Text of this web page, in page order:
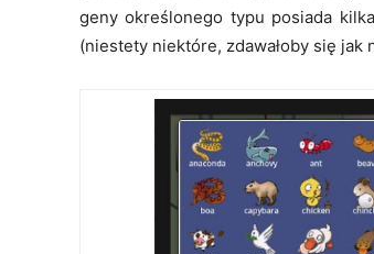
geny określonego typu posiada
(niestety niektóre, zdawałoby się jak